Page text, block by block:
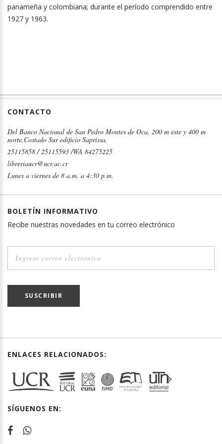
panameña y colombiana; durante el período comprendido entre
1927 y 1963.
CONTACTO
Del Banco Nacional de San Pedro Montes de Oca, 200 m este y 400 m
norte,Costado Sur edificio Saprissa.
25115858 / 25115593 /WA 84275225
libreriaucr@ucr.ac.cr
Lunes a viernes de 8 a.m. a 4:30 p.m.
BOLETÍN INFORMATIVO
Recibe nuestras novedades en tu correo electrónico
SUSCRIBIR
ENLACES RELACIONADOS:
SÍGUENOS EN: